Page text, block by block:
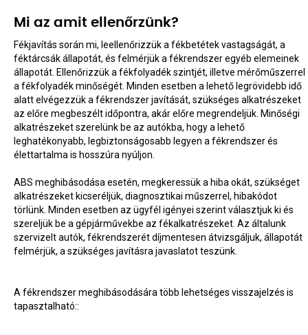
Mi az amit ellenőrzünk?
Fékjavítás során mi, leellenőrizzük a fékbetétek vastagságát, a
féktárcsák állapotát, és felmérjük a fékrendszer egyéb elemeinek
állapotát. Ellenőrizzük a fékfolyadék szintjét, illetve mérőműszerrel
a fékfolyadék minőségét. Minden esetben a lehető legrövidebb idő
alatt elvégezzük a fékrendszer javítását, szükséges alkatrészeket
az előre megbeszélt időpontra, akár előre megrendeljük. Minőségi
alkatrészeket szerelünk be az autókba, hogy a lehető
leghatékonyabb, legbiztonságosabb legyen a fékrendszer és
élettartalma is hosszúra nyúljon.
ABS meghibásodása esetén, megkeressük a hiba okát, szükséget
alkatrészeket kicseréljük, diagnosztikai műszerrel, hibakódot
törlünk. Minden esetben az ügyfél igényei szerint választjuk ki és
szereljük be a gépjárművekbe az fékalkatrészeket. Az általunk
szervizelt autók, fékrendszerét díjmentesen átvizsgáljuk, állapotát
felmérjük, a szükséges javításra javaslatot teszünk.
A fékrendszer meghibásodására több lehetséges visszajelzés is
tapasztalható::